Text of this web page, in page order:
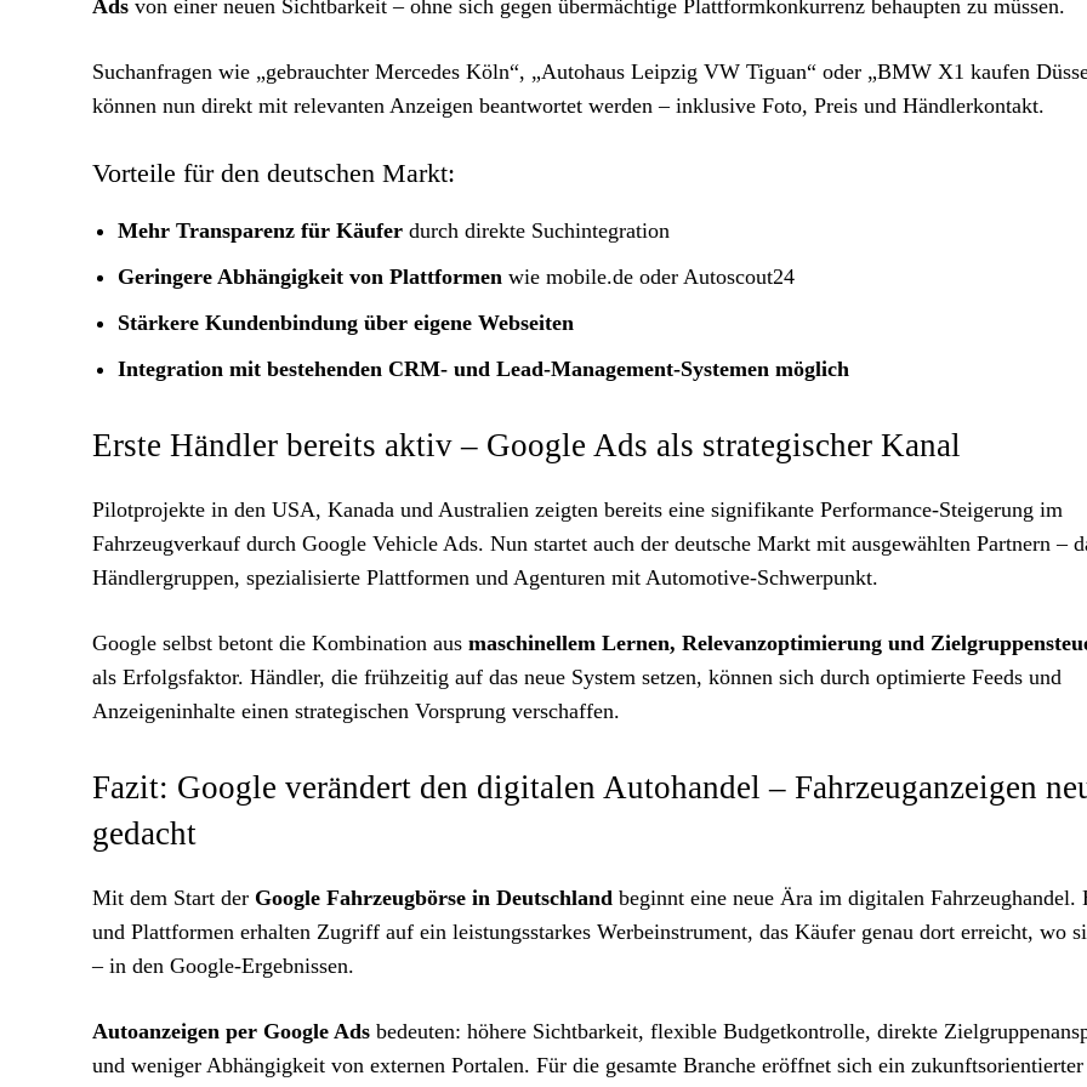
Ads von einer neuen Sichtbarkeit – ohne sich gegen übermächtige Plattformkonkurrenz behaupten zu müssen.
Suchanfragen wie „gebrauchter Mercedes Köln“, „Autohaus Leipzig VW Tiguan“ oder „BMW X1 kaufen
können nun direkt mit relevanten Anzeigen beantwortet werden – inklusive Foto, Preis und Händlerkontakt.
Vorteile für den deutschen Markt:
Mehr Transparenz für Käufer durch direkte Suchintegration
Geringere Abhängigkeit von Plattformen wie mobile.de oder Autoscout24
Stärkere Kundenbindung über eigene Webseiten
Integration mit bestehenden CRM- und Lead-Management-Systemen möglich
Erste Händler bereits aktiv – Google Ads als strategischer Kanal
Pilotprojekte in den USA, Kanada und Australien zeigten bereits eine signifikante Performance-Steigerung im
Fahrzeugverkauf durch Google Vehicle Ads. Nun startet auch der deutsche Markt mit ausgewählten Partnern –
Händlergruppen, spezialisierte Plattformen und Agenturen mit Automotive-Schwerpunkt.
Google selbst betont die Kombination aus maschinellem Lernen, Relevanzoptimierung und
als Erfolgsfaktor. Händler, die frühzeitig auf das neue System setzen, können sich durch optimierte Feeds und
Anzeigeninhalte einen strategischen Vorsprung verschaffen.
Fazit: Google verändert den digitalen Autohandel – Fahrzeuganzeigen
gedacht
Mit dem Start der Google Fahrzeugbörse in Deutschland beginnt eine neue Ära im digitalen Fahrzeughandel.
und Plattformen erhalten Zugriff auf ein leistungsstarkes Werbeinstrument, das Käufer genau dort erreicht, wo
– in den Google-Ergebnissen.
Autoanzeigen per Google Ads bedeuten: höhere Sichtbarkeit, flexible Budgetkontrolle, direkte
und weniger Abhängigkeit von externen Portalen. Für die gesamte Branche eröffnet sich ein zukunftsorientierter